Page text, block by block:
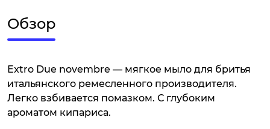
Обзор
Extro Due novembre — мягкое мыло для бритья
итальянского ремесленного производителя.
Легко взбивается помазком. С глубоким
ароматом кипариса.